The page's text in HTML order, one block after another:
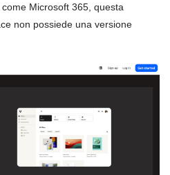
Microsoft 365, questa
non possiede una versione